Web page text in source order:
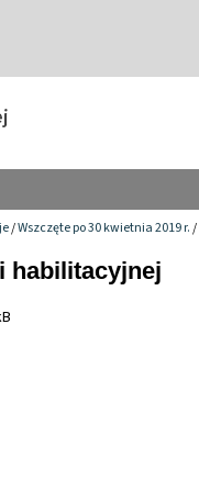
/Wszczęte po 30 kwietnia 2019 r./
habilitacyjnej